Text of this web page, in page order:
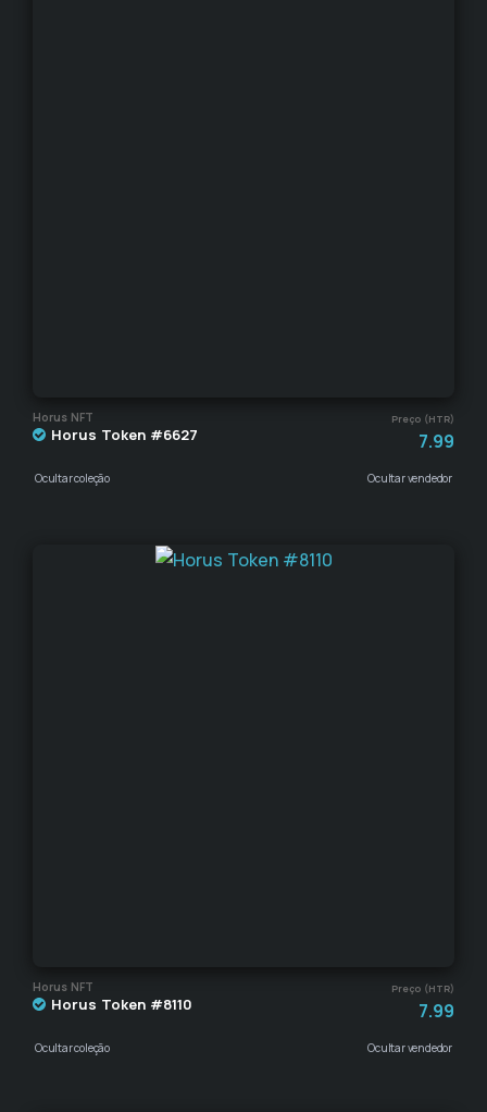
Horus NFT Preço (HTR)
Horus Token #6627 7.99
Ocultar coleção Ocultar vendedor
Horus NFT Preço (HTR)
Horus Token #8110 7.99
Ocultar coleção Ocultar vendedor